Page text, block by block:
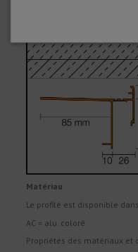
Matériau
Le profilé est disponible
AC = alu. coloré
Propriétés des matériaux et